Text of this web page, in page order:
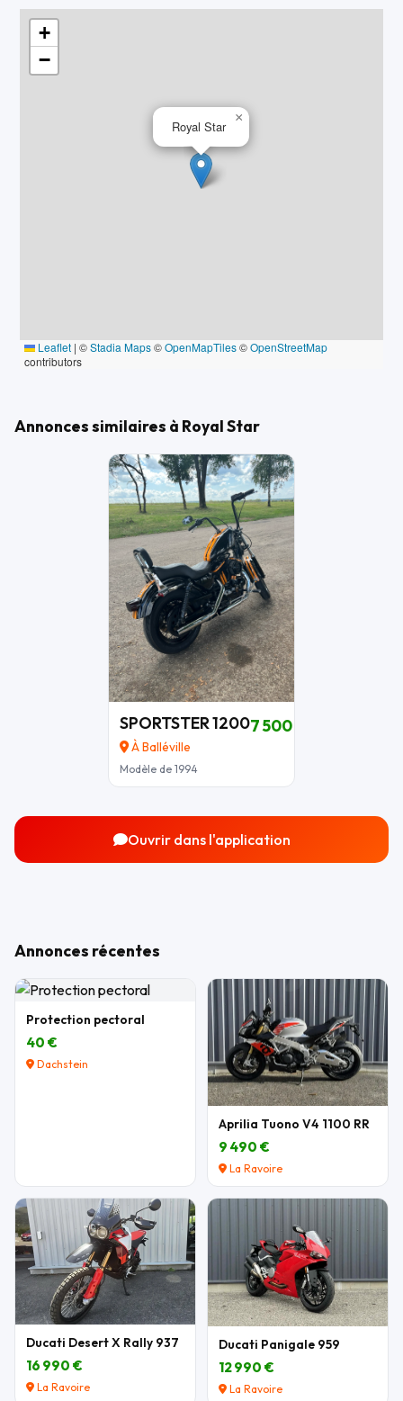
Royal Star
×
+
−
Leaflet | ©Stadia Maps©OpenMapTiles©OpenStreetMap
contributors
Annonces similaires à Royal Star
SPORTSTER 1200
À Balléville
Modèle de 1994
7 500 €
Ouvrir dans l'application
Annonces récentes
Protection pectoral
40 €
Dachstein
Aprilia Tuono V4 1100 RR
9 490 €
La Ravoire
Ducati Desert X Rally 937
16 990 €
La Ravoire
Ducati Panigale 959
12 990 €
La Ravoire